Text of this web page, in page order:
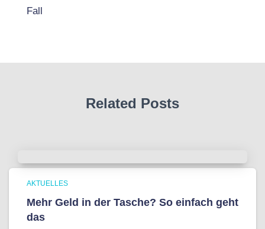
Fall
Related Posts
AKTUELLES
Mehr Geld in der Tasche? So einfach geht
das